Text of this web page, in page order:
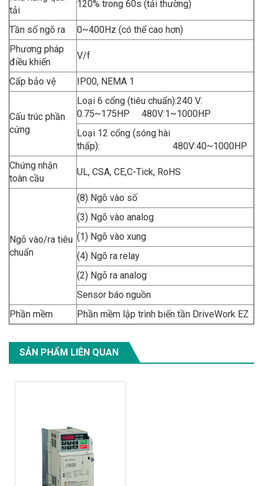
tải
120% trong 60s (tải thường)
Tần số ngõ ra
0~400Hz (có thể cao hơn)
Phương pháp
điều khiển
V/f
Cấp bảo vệ IP00, NEMA 1
Cấu trúc phần
cứng
Loại 6 cổng (tiêu chuẩn):240 V:
0.75~175HP 480V:1~1000HP
Loại 12 cổng (sóng hài
thấp): 480V:40~1000HP
Chứng nhận
toàn cầu
UL, CSA, CE,C-Tick, RoHS
Ngõ vào/ra tiêu
chuẩn
(8) Ngõ vào số
(3) Ngõ vào analog
(1) Ngõ vào xung
(4) Ngõ ra relay
(2) Ngõ ra analog
Sensor báo nguồn
Phần mềm
Phần mềm lập trình biến tần DriveWork EZ
SẢN PHẨM LIÊN QUAN